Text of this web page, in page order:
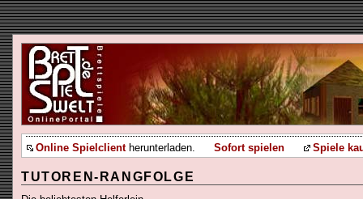
Online Spielclientherunterladen. Sofort spielen Spiele
TUTOREN-RANGFOLGE